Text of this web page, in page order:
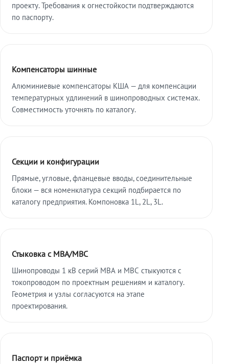
проекту. Требования к огнестойкости подтверждаются
по паспорту.
Компенсаторы шинные
Алюминиевые компенсаторы КША — для компенсации
температурных удлинений в шинопроводных системах.
Совместимость уточнять по каталогу.
Секции и конфигурации
Прямые, угловые, фланцевые вводы, соединительные
блоки — вся номенклатура секций подбирается по
каталогу предприятия. Компоновка 1L, 2L, 3L.
Стыковка с МВА/МВС
Шинопроводы 1 кВ серий МВА и МВС стыкуются с
токопроводом по проектным решениям и каталогу.
Геометрия и узлы согласуются на этапе
проектирования.
Паспорт и приёмка